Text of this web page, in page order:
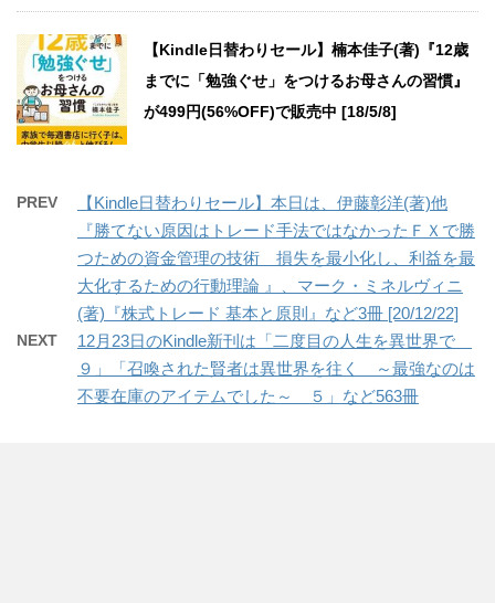
【Kindle日替わりセール】楠本佳子(著)『12歳
までに「勉強ぐせ」をつけるお母さんの習慣』
が499円(56%OFF)で販売中 [18/5/8]
PREV
【Kindle日替わりセール】本日は、伊藤彰洋(著)他
『勝てない原因はトレード手法ではなかったＦＸで勝
つための資金管理の技術 損失を最小化し、利益を最
大化するための行動理論 』、マーク・ミネルヴィニ
(著)『株式トレード 基本と原則』など3冊 [20/12/22]
NEXT
12月23日のKindle新刊は「二度目の人生を異世界で
９」「召喚された賢者は異世界を往く ～最強なのは
不要在庫のアイテムでした～ ５」など563冊